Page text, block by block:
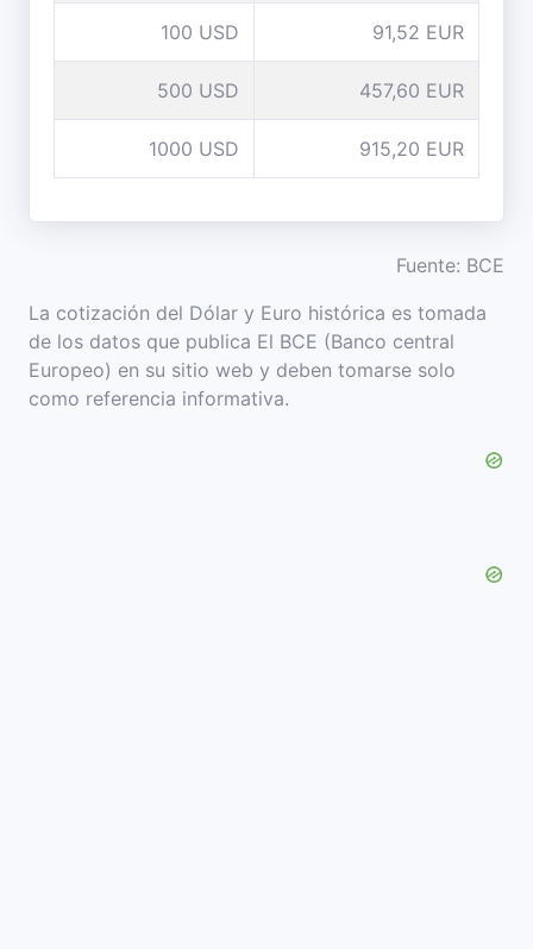
100 USD 91,52 EUR
500 USD 457,60 EUR
1000 USD 915,20 EUR
Fuente: BCE
La cotización del Dólar y Euro histórica es tomada
de los datos que publica El BCE (Banco central
Europeo) en su sitio web y deben tomarse solo
como referencia informativa.